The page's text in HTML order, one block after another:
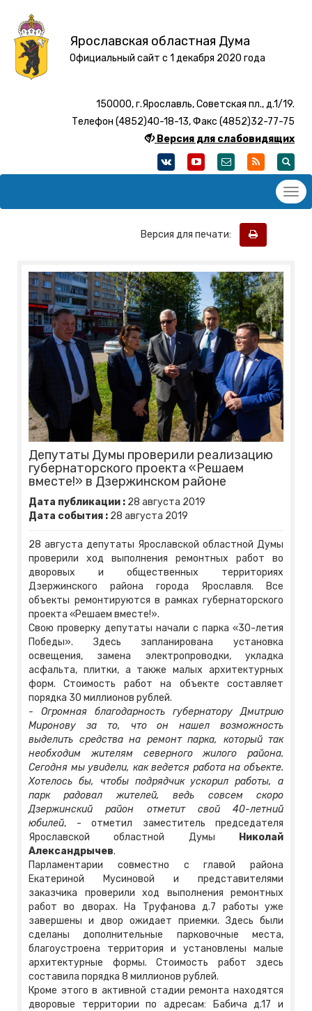
Ярославская областная Дума
Официальный сайт с 1 декабря 2020 года
150000, г.Ярославль, Советская пл., д.1/19.
Телефон (4852)40-18-13, Факс (4852)32-77-75
Версия для слабовидящих
Версия для печати:
Депутаты Думы проверили реализацию
губернаторского проекта «Решаем
вместе!» в Дзержинском районе
Дата публикации : 28 августа 2019
Дата события : 28 августа 2019
28 августа депутаты Ярославской областной Думы
проверили ход выполнения ремонтных работ во
дворовых и общественных территориях
Дзержинского района города Ярославля. Все
объекты ремонтируются в рамках губернаторского
проекта «Решаем вместе!».
Свою проверку депутаты начали с парка «30-летия
Победы». Здесь запланирована установка
освещения, замена электропроводки, укладка
асфальта, плитки, а также малых архитектурных
форм. Стоимость работ на объекте составляет
порядка 30 миллионов рублей.
- Огромная благодарность губернатору Дмитрию
Миронову за то, что он нашел возможность
выделить средства на ремонт парка, который так
необходим жителям северного жилого района.
Сегодня мы увидели, как ведется работа на объекте.
Хотелось бы, чтобы подрядчик ускорил работы, а
парк радовал жителей, ведь совсем скоро
Дзержинский район отметит свой 40-летний
юбилей, - отметил заместитель председателя
Ярославской областной Думы
Николай
Александрычев.
Парламентарии совместно с главой района
Екатериной Мусиновой и представителями
заказчика проверили ход выполнения ремонтных
работ во дворах. На Труфанова д.7 работы уже
завершены и двор ожидает приемки. Здесь были
сделаны дополнительные парковочные места,
благоустроена территория и установлены малые
архитектурные формы. Стоимость работ здесь
составила порядка 8 миллионов рублей.
Кроме этого в активной стадии ремонта находятся
дворовые территории по адресам: Бабича д.17 и